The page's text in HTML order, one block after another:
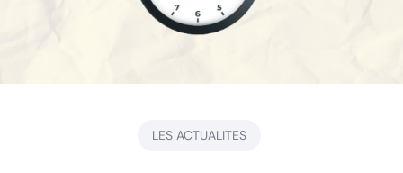
LES ACTUALITES